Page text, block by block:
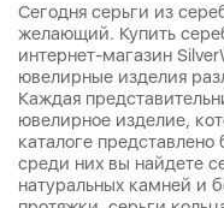
Сегодня серьги из
желающий. Купить
интернет-магазин
ювелирные изделия
Каждая
ювелирное изделие,
каталоге
среди них вы найдете
натуральных камней и